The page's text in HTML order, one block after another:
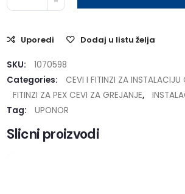
Uporedi Dodaj u listu želja
SKU:
1070598
Categories:
CEVI I FITINZI ZA
FITINZI ZA PEX CEVI ZA GREJANJE,
Tag:
UPONOR
Slicni proizvodi